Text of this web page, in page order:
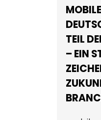
TEIL
– EIN